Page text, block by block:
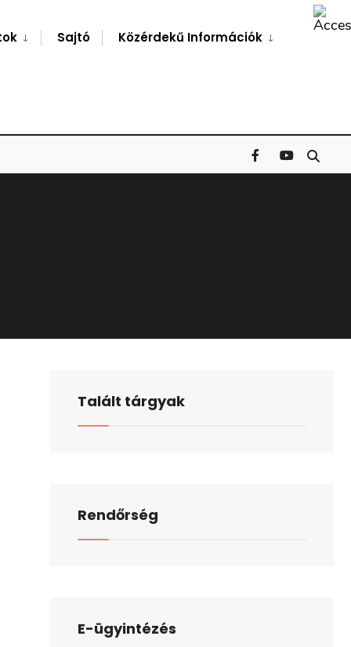
Sajtó Közérdekű Információk
Talált tárgyak
Rendőrség
E-ügyintézés
Window